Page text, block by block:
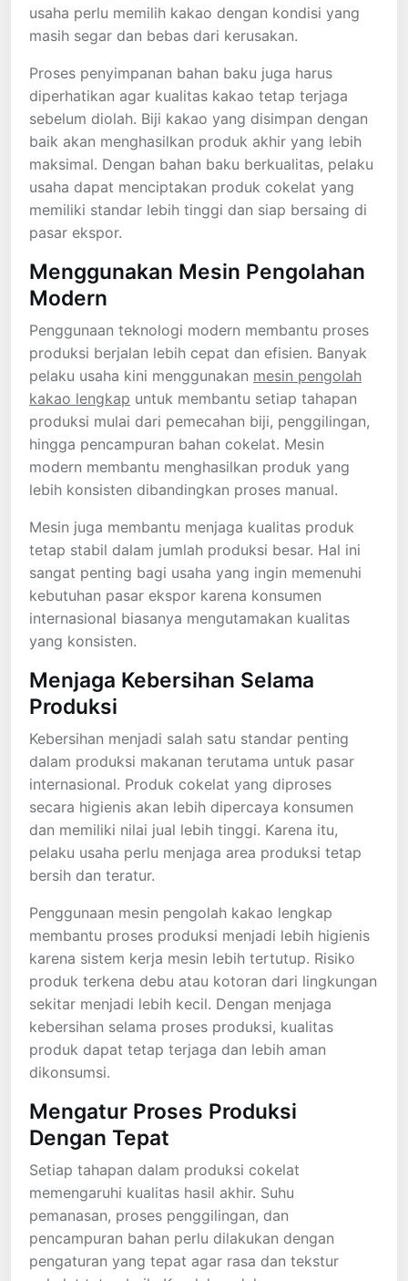
usaha perlu memilih kakao dengan kondisi yang
masih segar dan bebas dari kerusakan.
Proses penyimpanan bahan baku juga harus
diperhatikan agar kualitas kakao tetap terjaga
sebelum diolah. Biji kakao yang disimpan dengan
baik akan menghasilkan produk akhir yang lebih
maksimal. Dengan bahan baku berkualitas, pelaku
usaha dapat menciptakan produk cokelat yang
memiliki standar lebih tinggi dan siap bersaing di
pasar ekspor.
Menggunakan Mesin Pengolahan
Modern
Penggunaan teknologi modern membantu proses
produksi berjalan lebih cepat dan efisien. Banyak
pelaku usaha kini menggunakan mesin pengolah
kakao lengkap untuk membantu setiap tahapan
produksi mulai dari pemecahan biji, penggilingan,
hingga pencampuran bahan cokelat. Mesin
modern membantu menghasilkan produk yang
lebih konsisten dibandingkan proses manual.
Mesin juga membantu menjaga kualitas produk
tetap stabil dalam jumlah produksi besar. Hal ini
sangat penting bagi usaha yang ingin memenuhi
kebutuhan pasar ekspor karena konsumen
internasional biasanya mengutamakan kualitas
yang konsisten.
Menjaga Kebersihan Selama
Produksi
Kebersihan menjadi salah satu standar penting
dalam produksi makanan terutama untuk pasar
internasional. Produk cokelat yang diproses
secara higienis akan lebih dipercaya konsumen
dan memiliki nilai jual lebih tinggi. Karena itu,
pelaku usaha perlu menjaga area produksi tetap
bersih dan teratur.
Penggunaan mesin pengolah kakao lengkap
membantu proses produksi menjadi lebih higienis
karena sistem kerja mesin lebih tertutup. Risiko
produk terkena debu atau kotoran dari lingkungan
sekitar menjadi lebih kecil. Dengan menjaga
kebersihan selama proses produksi, kualitas
produk dapat tetap terjaga dan lebih aman
dikonsumsi.
Mengatur Proses Produksi
Dengan Tepat
Setiap tahapan dalam produksi cokelat
memengaruhi kualitas hasil akhir. Suhu
pemanasan, proses penggilingan, dan
pencampuran bahan perlu dilakukan dengan
pengaturan yang tepat agar rasa dan tekstur